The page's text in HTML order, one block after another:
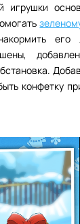
игрушки
его
конфетку